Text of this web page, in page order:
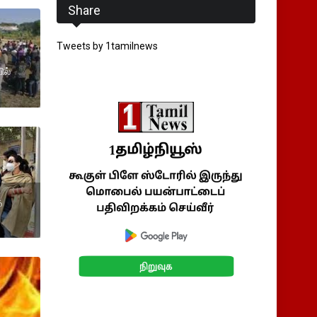
Share
Tweets by 1tamilnews